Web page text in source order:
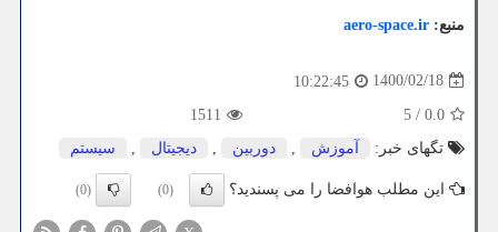
منبع: aero-space.ir
1400/02/18
10:22:45
0.0
/
5
1511
تگهای خبر:
آموزش , دوربین , دیجیتال , سیستم
این مطلب هوافضا را می پسندید؟ (0)
(0)